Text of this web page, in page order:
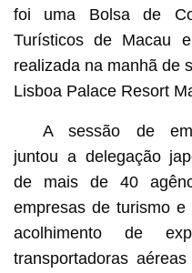
foi uma Bolsa de
Turísticos de Macau
realizada na manhã de
Lisboa Palace Resort
A sessão de
juntou a delegação
de mais de 40
empresas de turismo
acolhimento de
transportadoras